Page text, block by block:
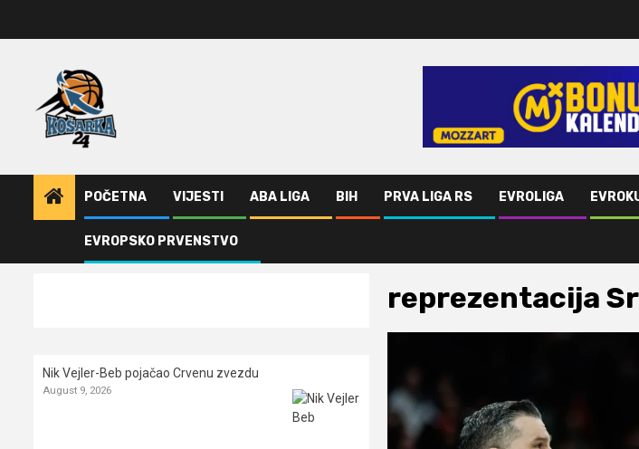
POČETNA VIJESTI ABA LIGA BIH PRVA LIGA RS EVROLIGA
EVROPSKO PRVENSTVO
Vijesti reprezentacija Srbije
reprezentacija
Nik Vejler-Beb pojačao Crvenu zvezdu
August 9, 2026